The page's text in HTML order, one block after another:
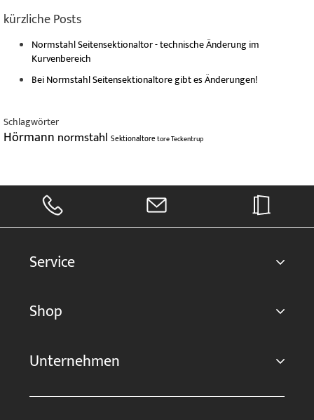
kürzliche Posts
Normstahl Seitensektionaltor - technische Änderung im
Kurvenbereich
Bei Normstahl Seitensektionaltore gibt es Änderungen!
Schlagwörter
Hörmann normstahl SektionaltoretoreTeckentrup
Service
Shop
Unternehmen